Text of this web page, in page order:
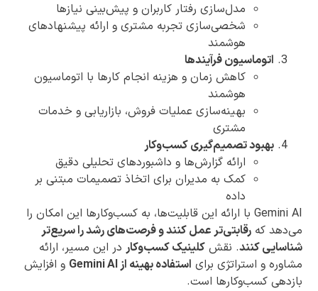
مدل‌سازی رفتار کاربران و پیش‌بینی نیازها
شخصی‌سازی تجربه مشتری و ارائه پیشنهادهای
هوشمند
اتوماسیون فرآیندها
کاهش زمان و هزینه انجام کارها با اتوماسیون
هوشمند
بهینه‌سازی عملیات فروش، بازاریابی و خدمات
مشتری
بهبود تصمیم‌گیری کسب‌وکار
ارائه گزارش‌ها و داشبوردهای تحلیلی دقیق
کمک به مدیران برای اتخاذ تصمیمات مبتنی بر
داده
Gemini AI با ارائه این قابلیت‌ها، به کسب‌وکارها این امکان را
می‌دهد که رقابتی‌تر عمل کنند و فرصت‌های رشد را سریع‌تر
شناسایی کنند. نقش کلینیک کسب‌وکار در این مسیر، ارائه
مشاوره و استراتژی برای استفاده بهینه از Gemini AI
و افزایش
بازدهی کسب‌وکارها است.